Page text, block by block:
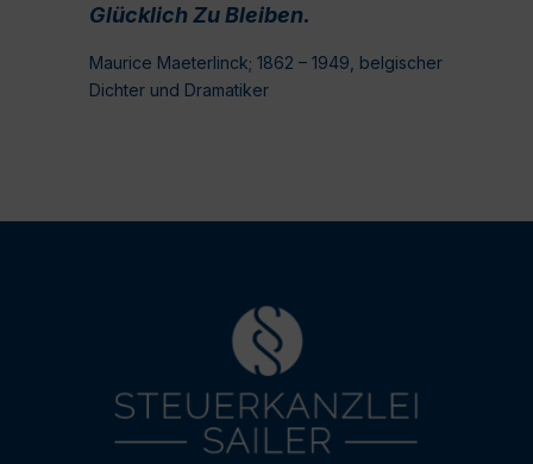
Glücklich Zu Bleiben.
Maurice Maeterlinck; 1862 – 1949, belgischer
Dichter und Dramatiker